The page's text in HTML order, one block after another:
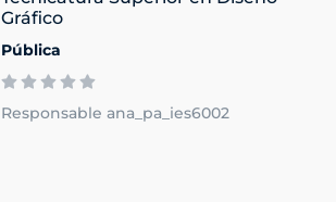
Gráfico
Pública
Responsable ana_pa_ies6002